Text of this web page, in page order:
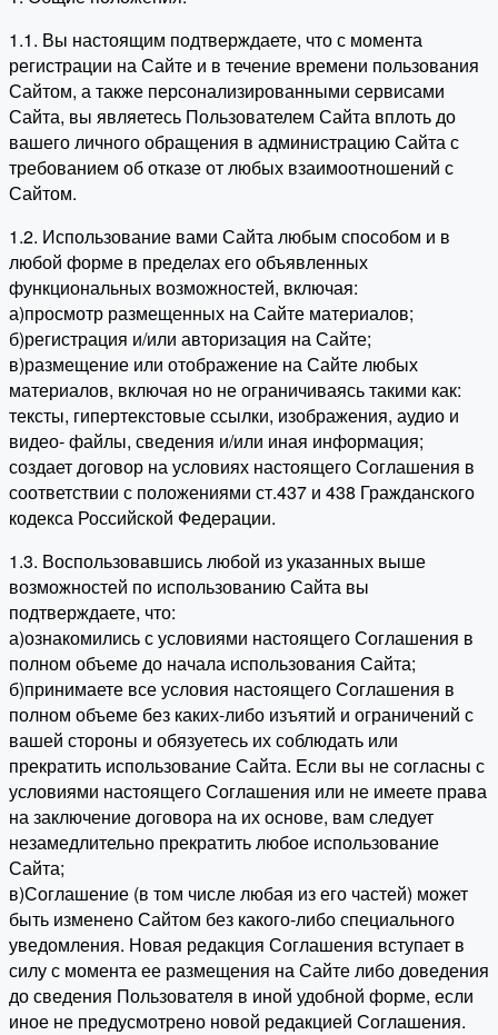
1.1. Вы настоящим подтверждаете, что с момента
регистрации на Сайте и в течение времени пользования
Сайтом, а также персонализированными сервисами
Сайта, вы являетесь Пользователем Сайта вплоть до
вашего личного обращения в администрацию Сайта с
требованием об отказе от любых взаимоотношений с
Сайтом.
1.2. Использование вами Сайта любым способом и в
любой форме в пределах его объявленных
функциональных возможностей, включая:
а)просмотр размещенных на Сайте материалов;
б)регистрация и/или авторизация на Сайте;
в)размещение или отображение на Сайте любых
материалов, включая но не ограничиваясь такими как:
тексты, гипертекстовые ссылки, изображения, аудио и
видео- файлы, сведения и/или иная информация;
создает договор на условиях настоящего Соглашения в
соответствии с положениями ст.437 и 438 Гражданского
кодекса Российской Федерации.
1.3. Воспользовавшись любой из указанных выше
возможностей по использованию Сайта вы
подтверждаете, что:
а)ознакомились с условиями настоящего Соглашения в
полном объеме до начала использования Сайта;
б)принимаете все условия настоящего Соглашения в
полном объеме без каких-либо изъятий и ограничений с
вашей стороны и обязуетесь их соблюдать или
прекратить использование Сайта. Если вы не согласны с
условиями настоящего Соглашения или не имеете права
на заключение договора на их основе, вам следует
незамедлительно прекратить любое использование
Сайта;
в)Соглашение (в том числе любая из его частей) может
быть изменено Сайтом без какого-либо специального
уведомления. Новая редакция Соглашения вступает в
силу с момента ее размещения на Сайте либо доведения
до сведения Пользователя в иной удобной форме, если
иное не предусмотрено новой редакцией Соглашения.